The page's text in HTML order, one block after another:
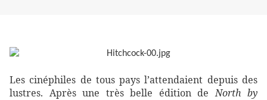
Les cinéphiles de tous pays l’attendaient depuis des
lustres. Après une très belle édition deNorth by